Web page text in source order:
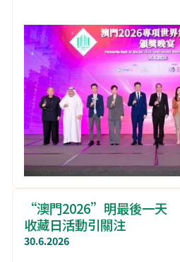
約1,500框珍貴郵集，成為國際集
反應熱烈，成功推廣本地集郵文化
文化交匯平台的多元魅力。
“澳門2026”明最後一天
收藏日活動引關注
30.6.2026